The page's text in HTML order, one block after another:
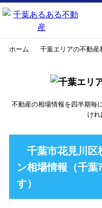
ホーム 千葉エリアの不動産
不動産の相場情報を四半期毎
けれ
千葉市花見川区
ン相場情報（千
す）